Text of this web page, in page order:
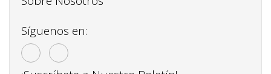
Síguenos en: